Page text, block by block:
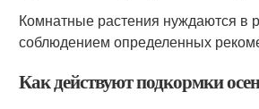
Комнатные растения нуждаются в
соблюдением определенных
Как действуют подкормки